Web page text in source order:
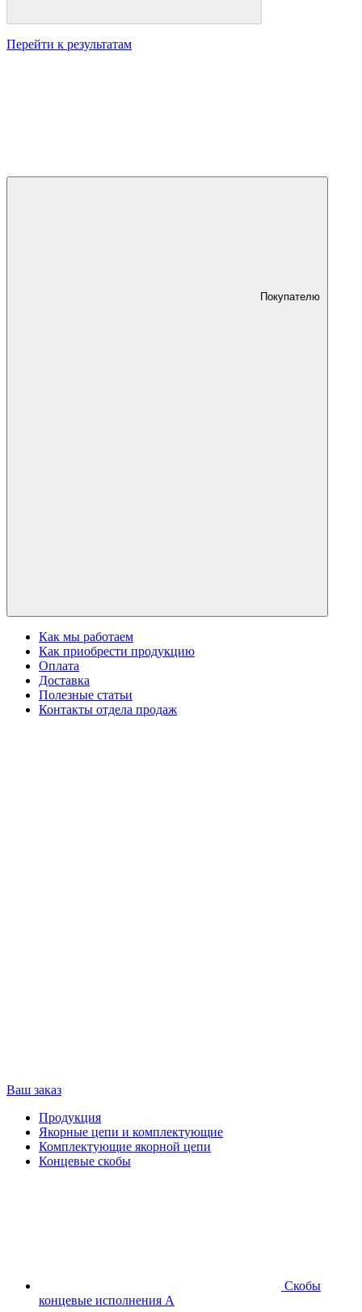
Перейти к результатам
Покупателю
Как мы работаем
Как приобрести продукцию
Оплата
Доставка
Полезные статьи
Контакты отдела продаж
Ваш заказ
Продукция
Якорные цепи и комплектующие
Комплектующие якорной цепи
Концевые скобы
Скобы
концевые исполнения А